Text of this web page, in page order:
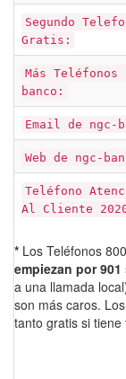
Segundo
Gratis:
Más Teléfonos
banco:
Email de ngc-
Web de ngc-
Teléfono
Al Cliente
* Los Teléfonos
empiezan por 901
a una llamada
son más caros.
tanto gratis si tiene